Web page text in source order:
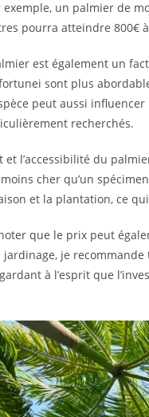
exemple, un palmier de
pourra atteindre 800€
est également un
sont plus
peut aussi
recherchés.
et l’accessibilité du
cher qu’un
et la plantation, ce
que le prix peut
jardinage, je
à l’esprit que